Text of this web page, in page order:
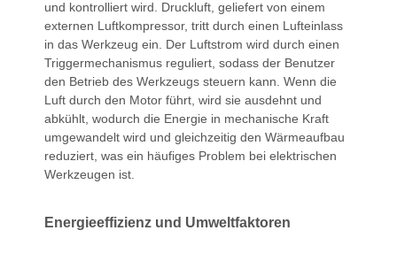
und kontrolliert wird. Druckluft, geliefert von einem
externen Luftkompressor, tritt durch einen Lufteinlass
in das Werkzeug ein. Der Luftstrom wird durch einen
Triggermechanismus reguliert, sodass der Benutzer
den Betrieb des Werkzeugs steuern kann. Wenn die
Luft durch den Motor führt, wird sie ausdehnt und
abkühlt, wodurch die Energie in mechanische Kraft
umgewandelt wird und gleichzeitig den Wärmeaufbau
reduziert, was ein häufiges Problem bei elektrischen
Werkzeugen ist.
Energieeffizienz und Umweltfaktoren